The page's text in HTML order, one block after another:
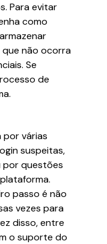
Para evitar
como
que não ocorra
Se
de
várias
suspeitas,
por questões
passo é não
vezes para
disso, entre
o suporte do